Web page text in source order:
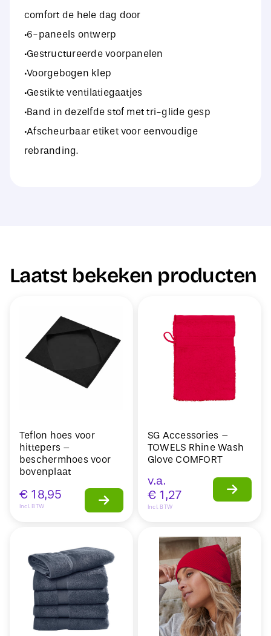
comfort de hele dag door
·6-paneels ontwerp
·Gestructureerde voorpanelen
·Voorgebogen klep
·Gestikte ventilatiegaatjes
·Band in dezelfde stof met tri-glide gesp
·Afscheurbaar etiket voor eenvoudige
rebranding.
Laatst bekeken producten
Teflon hoes voor
hittepers –
beschermhoes voor
bovenplaat
€ 18,95
Incl. BTW
SG Accessories –
TOWELS Rhine Wash
Glove COMFORT
v.a.
€ 1,27
Incl. BTW